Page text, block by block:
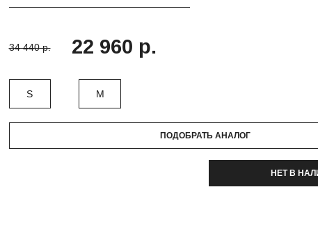
34 440 р. 22 960 р.
S M
ПОДОБРАТЬ АНАЛОГ
НЕТ В